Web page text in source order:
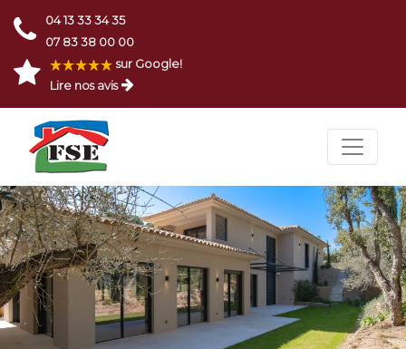
04 13 33 34 35
07 83 38 00 00
sur Google!
Lire nos avis